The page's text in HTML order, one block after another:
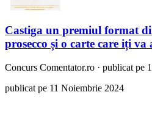
Castiga un premiul format
prosecco și o carte care iți
Concurs Comentator.ro · publicat pe
publicat pe 11 Noiembrie 2024